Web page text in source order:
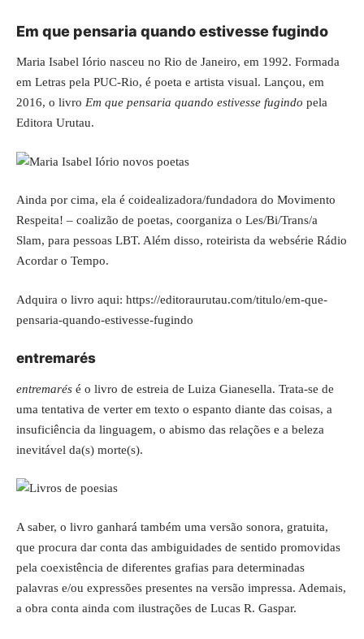
Em que pensaria quando estivesse fugindo
Maria Isabel Iório nasceu no Rio de Janeiro, em 1992. Formada
em Letras pela PUC-Rio, é poeta e artista visual. Lançou, em
2016, o livro Em que pensaria quando estivesse fugindo pela
Editora Urutau.
Ainda por cima, ela é coidealizadora/fundadora do Movimento
Respeita! – coalizão de poetas, coorganiza o Les/Bi/Trans/a
Slam, para pessoas LBT. Além disso, roteirista da websérie Rádio
Acordar o Tempo.
Adquira o livro aqui: https://editoraurutau.com/titulo/em-que-
pensaria-quando-estivesse-fugindo
entremarés
entremarés é o livro de estreia de Luiza Gianesella. Trata-se de
uma tentativa de verter em texto o espanto diante das coisas, a
insuficiência da linguagem, o abismo das relações e a beleza
inevitável da(s) morte(s).
A saber, o livro ganhará também uma versão sonora, gratuita,
que procura dar conta das ambiguidades de sentido promovidas
pela coexistência de diferentes grafias para determinadas
palavras e/ou expressões presentes na versão impressa. Ademais,
a obra conta ainda com ilustrações de Lucas R. Gaspar.